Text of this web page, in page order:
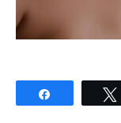
Compartilhar